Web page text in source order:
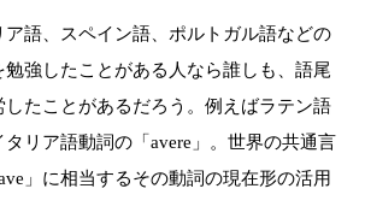
ア語、スペイン語、ポルトガル語などの
勉強したことがある人なら誰しも、語尾
たことがあるだろう。例えばラテン語
リア語動詞の「avere」。世界の共通言
」に相当するその動詞の現在形の活用